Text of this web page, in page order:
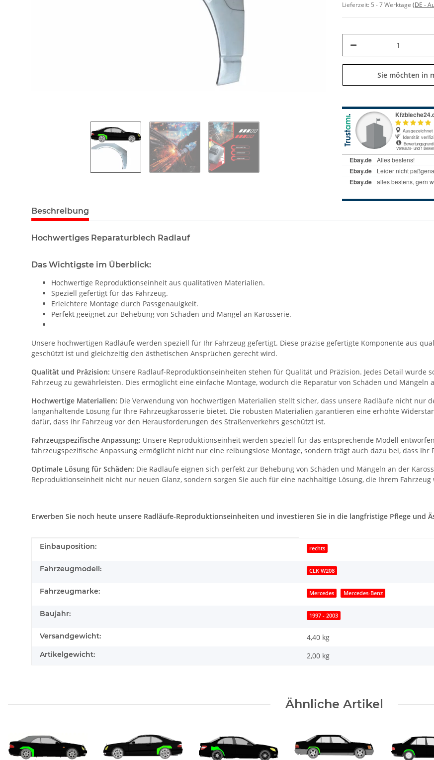
Lieferzeit: 5 - 7 Werktage (DE -
Sie möchten in
Beschreibung
Hochwertiges Reparaturblech Radlauf
Das Wichtigste im Überblick:
Hochwertige Reproduktionseinheit aus qualitativen Materialien.
Speziell gefertigt für das Fahrzeug.
Erleichtere Montage durch Passgenauigkeit.
Perfekt geeignet zur Behebung von Schäden und Mängel an Karosserie.
Unsere hochwertigen Radläufe werden speziell für Ihr Fahrzeug gefertigt. Diese präzise gefertigte Komponente aus
geschützt ist und gleichzeitig den ästhetischen Ansprüchen gerecht wird.
Qualität und Präzision: Unsere Radlauf-Reproduktionseinheiten stehen für Qualität und Präzision. Jedes Detail
Fahrzeug zu gewährleisten. Dies ermöglicht eine einfache Montage, wodurch die Reparatur von Schäden und
Hochwertige Materialien: Die Verwendung von hochwertigen Materialien stellt sicher, dass unsere Radläufe nicht nur
langanhaltende Lösung für Ihre Fahrzeugkarosserie bietet. Die robusten Materialien garantieren eine erhöhte
dafür, dass Ihr Fahrzeug vor den Herausforderungen des Straßenverkehrs geschützt ist.
Fahrzeugspezifische Anpassung: Unsere Reproduktionseinheit werden speziell für das entsprechende Modell
fahrzeugspezifische Anpassung ermöglicht nicht nur eine reibungslose Montage, sondern trägt auch dazu bei, dass
Optimale Lösung für Schäden: Die Radläufe eignen sich perfekt zur Behebung von Schäden und Mängeln an der
Reproduktionseinheit nicht nur neuen Glanz, sondern sorgen Sie auch für eine nachhaltige Lösung, die Ihrem
Erwerben Sie noch heute unsere Radläufe-Reproduktionseinheiten und investieren Sie in die langfristige Pflege und
Produkteigenschaft
Wert
Einbauposition: rechts
Fahrzeugmodell: CLK W208
Fahrzeugmarke: Mercedes Mercedes-Benz
Baujahr: 1997 - 2003
Versandgewicht: 4,40 kg
Artikelgewicht: 2,00 kg
Ähnliche Artikel